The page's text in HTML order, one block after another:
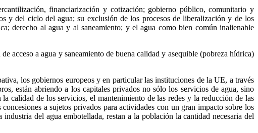
financiarización y cotización; gobierno público, comunitario y
y del ciclo del agua; su exclusión de los procesos de liberalización y de los
derecho al agua y al saneamiento; y el agua como bien común inalienable
acceso a agua y saneamiento de buena calidad y asequible (pobreza hídrica)
los gobiernos europeos y en particular las instituciones de la UE, a través
están abriendo a los capitales privados no sólo los servicios de agua, sino
calidad de los servicios, el mantenimiento de las redes y la reducción de las
a sujetos privados para actividades con un gran impacto sobre los
del agua embotellada, restan a la población la cantidad necesaria del